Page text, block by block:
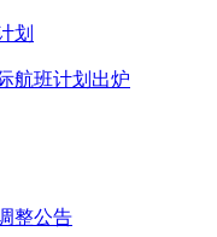
划
航班计划出炉
整公告